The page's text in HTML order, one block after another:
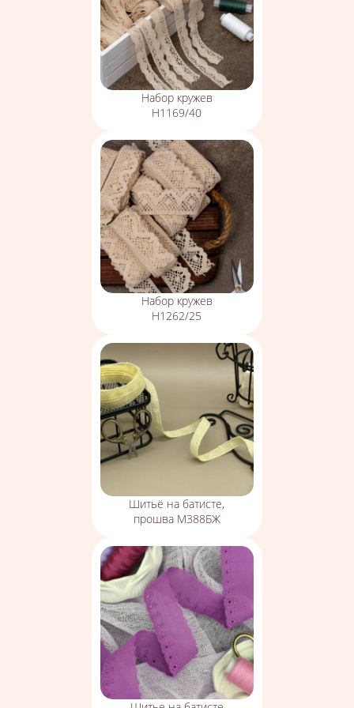
Набор кружев
Н1169/40
Набор кружев
Н1262/25
Шитьё на батисте,
прошва М388БЖ